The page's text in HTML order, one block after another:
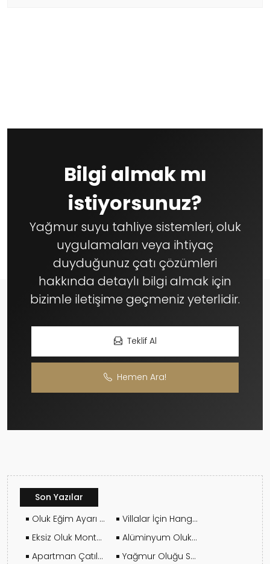
Bilgi almak mı
istiyorsunuz?
Yağmur suyu tahliye sistemleri, oluk
uygulamaları veya ihtiyaç
duyduğunuz çatı çözümleri
hakkında detaylı bilgi almak için
bizimle iletişime geçmeniz yeterlidir.
Teklif Al
Hemen Ara!
Son Yazılar
Oluk Eğim Ayarı Nasıl Yapılmalı?
Villalar İçin Hangi Oluk Sistemi Daha Uygundur?
Eksiz Oluk Montajında Dikkat Edilmesi Gereken Teknik Detaylar
Alüminyum Oluk Hangi Çatılar İçin Mantıklıdır?
Apartman Çatılarında Oluk Yenileme Nasıl Yapılır?
Yağmur Oluğu Seçerken Malzeme Kalitesi Nasıl Anlaşılır?